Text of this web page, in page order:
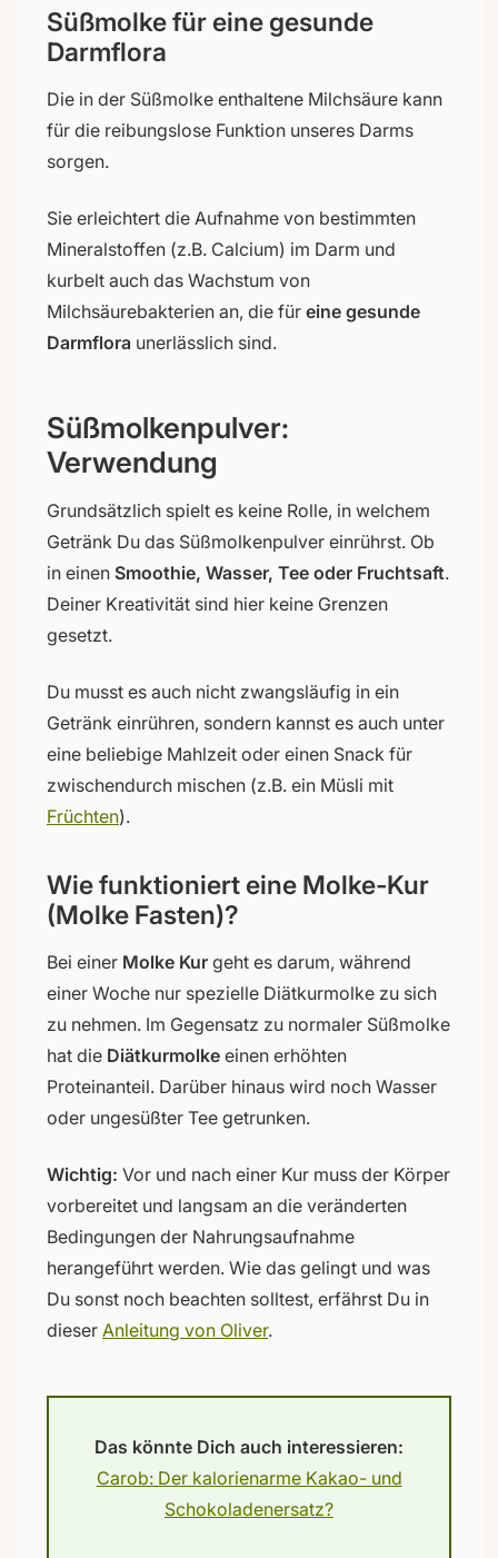
Süßmolke für eine gesunde
Darmflora
Die in der Süßmolke enthaltene Milchsäure kann
für die reibungslose Funktion unseres Darms
sorgen.
Sie erleichtert die Aufnahme von bestimmten
Mineralstoffen (z.B. Calcium) im Darm und
kurbelt auch das Wachstum von
Milchsäurebakterien an, die für eine gesunde
Darmflora unerlässlich sind.
Süßmolkenpulver:
Verwendung
Grundsätzlich spielt es keine Rolle, in welchem
Getränk Du das Süßmolkenpulver einrührst. Ob
in einen Smoothie, Wasser, Tee oder Fruchtsaft.
Deiner Kreativität sind hier keine Grenzen
gesetzt.
Du musst es auch nicht zwangsläufig in ein
Getränk einrühren, sondern kannst es auch unter
eine beliebige Mahlzeit oder einen Snack für
zwischendurch mischen (z.B. ein Müsli mit
Früchten).
Wie funktioniert eine Molke-Kur
(Molke Fasten)?
Bei einer Molke Kur geht es darum, während
einer Woche nur spezielle Diätkurmolke zu sich
zu nehmen. Im Gegensatz zu normaler Süßmolke
hat die Diätkurmolke einen erhöhten
Proteinanteil. Darüber hinaus wird noch Wasser
oder ungesüßter Tee getrunken.
Wichtig: Vor und nach einer Kur muss der Körper
vorbereitet und langsam an die veränderten
Bedingungen der Nahrungsaufnahme
herangeführt werden. Wie das gelingt und was
Du sonst noch beachten solltest, erfährst Du in
dieser Anleitung von Oliver.
Das könnte Dich auch interessieren:
Carob: Der kalorienarme Kakao- und
Schokoladenersatz?